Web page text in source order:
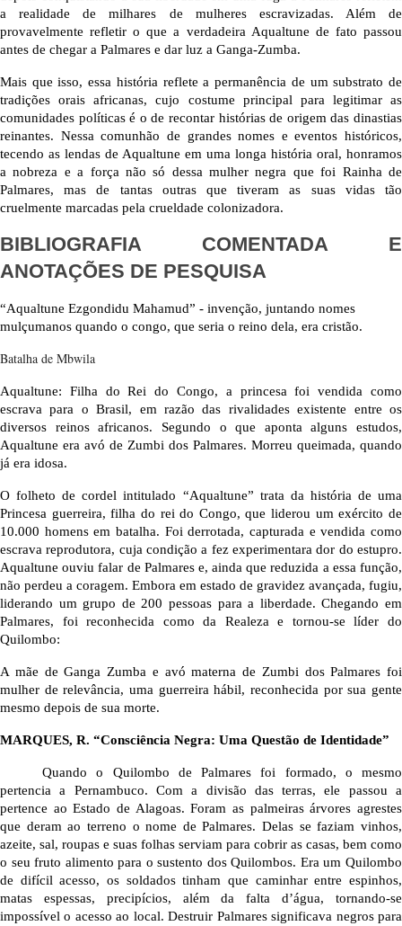
a realidade de milhares de mulheres escravizadas. Além de
provavelmente refletir o que a verdadeira Aqualtune de fato passou
antes de chegar a Palmares e dar luz a Ganga-Zumba.
Mais que isso, essa história reflete a permanência de um substrato de
tradições orais africanas, cujo costume principal para legitimar as
comunidades políticas é o de recontar histórias de origem das dinastias
reinantes. Nessa comunhão de grandes nomes e eventos históricos,
tecendo as lendas de Aqualtune em uma longa história oral, honramos
a nobreza e a força não só dessa mulher negra que foi Rainha de
Palmares, mas de tantas outras que tiveram as suas vidas tão
cruelmente marcadas pela crueldade colonizadora.
BIBLIOGRAFIA COMENTADA E
ANOTAÇÕES DE PESQUISA
“Aqualtune Ezgondidu Mahamud” - invenção, juntando nomes
mulçumanos quando o congo, que seria o reino dela, era cristão.
Batalha de Mbwila
Aqualtune: Filha do Rei do Congo, a princesa foi vendida como
escrava para o Brasil, em razão das rivalidades existente entre os
diversos reinos africanos. Segundo o que aponta alguns estudos,
Aqualtune era avó de Zumbi dos Palmares. Morreu queimada, quando
já era idosa.
O folheto de cordel intitulado “Aqualtune” trata da história de uma
Princesa guerreira, filha do rei do Congo, que liderou um exército de
10.000 homens em batalha. Foi derrotada, capturada e vendida como
escrava reprodutora, cuja condição a fez experimentara dor do estupro.
Aqualtune ouviu falar de Palmares e, ainda que reduzida a essa função,
não perdeu a coragem. Embora em estado de gravidez avançada, fugiu,
liderando um grupo de 200 pessoas para a liberdade. Chegando em
Palmares, foi reconhecida como da Realeza e tornou-se líder do
Quilombo:
A mãe de Ganga Zumba e avó materna de Zumbi dos Palmares foi
mulher de relevância, uma guerreira hábil, reconhecida por sua gente
mesmo depois de sua morte.
MARQUES, R. “Consciência Negra: Uma Questão de Identidade”
Quando o Quilombo de Palmares foi formado, o mesmo
pertencia a Pernambuco. Com a divisão das terras, ele passou a
pertence ao Estado de Alagoas. Foram as palmeiras árvores agrestes
que deram ao terreno o nome de Palmares. Delas se faziam vinhos,
azeite, sal, roupas e suas folhas serviam para cobrir as casas, bem como
o seu fruto alimento para o sustento dos Quilombos. Era um Quilombo
de difícil acesso, os soldados tinham que caminhar entre espinhos,
matas espessas, precipícios, além da falta d’água, tornando-se
impossível o acesso ao local. Destruir Palmares significava negros para